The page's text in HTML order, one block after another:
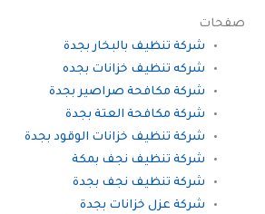
صفحات
شركة تنظيف بالبخار بجدة
شركه تنظيف خزانات بجده
شركة مكافحة صراصير بجدة
شركة مكافحة العتة بجدة
شركة تنظيف خزانات الوقود بجدة
شركة تنظيف نجف بمكة
شركة تنظيف نجف بجدة
شركة عزل خزانات بجدة